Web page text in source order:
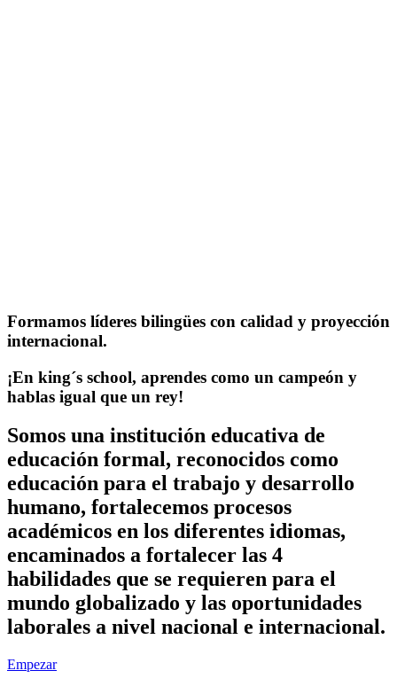
Formamos líderes bilingües con calidad y proyección
internacional.
¡En king´s school, aprendes como un campeón y
hablas igual que un rey!
Somos una institución educativa de
educación formal, reconocidos como
educación para el trabajo y desarrollo
humano, fortalecemos procesos
académicos en los diferentes idiomas,
encaminados a fortalecer las 4
habilidades que se requieren para el
mundo globalizado y las oportunidades
laborales a nivel nacional e internacional.
Empezar